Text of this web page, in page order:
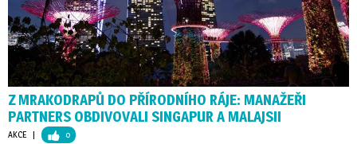
Z MRAKODRAPŮ DO PŘÍRODNÍHO RÁJE: MANAŽEŘI
PARTNERS OBDIVOVALI SINGAPUR A MALAJSII
AKCE | 0